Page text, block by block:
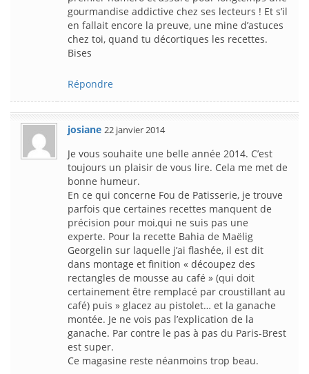
gourmandise addictive chez ses lecteurs ! Et s’il
en fallait encore la preuve, une mine d’astuces
chez toi, quand tu décortiques les recettes.
Bises
Répondre
josiane 22 janvier 2014
Je vous souhaite une belle année 2014. C’est
toujours un plaisir de vous lire. Cela me met de
bonne humeur.
En ce qui concerne Fou de Patisserie, je trouve
parfois que certaines recettes manquent de
précision pour moi,qui ne suis pas une
experte. Pour la recette Bahia de Maëlig
Georgelin sur laquelle j’ai flashée, il est dit
dans montage et finition « découpez des
rectangles de mousse au café » (qui doit
certainement être remplacé par croustillant au
café) puis » glacez au pistolet… et la ganache
montée. Je ne vois pas l’explication de la
ganache. Par contre le pas à pas du Paris-Brest
est super.
Ce magasine reste néanmoins trop beau.